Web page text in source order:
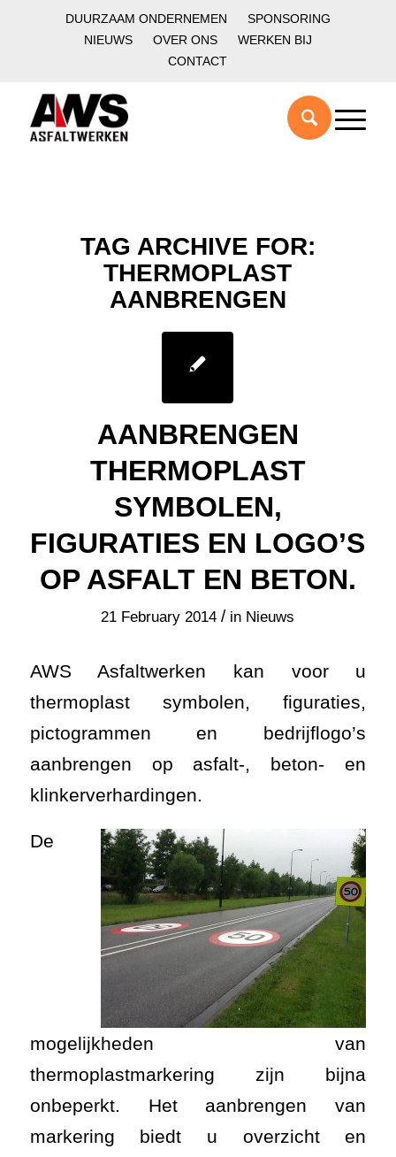
DUURZAAM ONDERNEMEN
SPONSORING
NIEUWS
OVER ONS
WERKEN BIJ
CONTACT
TAG ARCHIVE FOR:
THERMOPLAST
AANBRENGEN
AANBRENGEN
THERMOPLAST
SYMBOLEN,
FIGURATIES EN LOGO’S
OP ASFALT EN BETON.
21 February 2014 / in Nieuws
AWS Asfaltwerken kan voor u
thermoplast symbolen, figuraties,
pictogrammen en bedrijflogo’s
aanbrengen op asfalt-, beton- en
klinkerverhardingen.
De
mogelijkheden van
thermoplastmarkering zijn bijna
onbeperkt. Het aanbrengen van
markering biedt u overzicht en